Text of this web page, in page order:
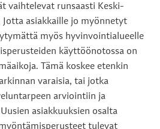
vaihtelevat runsaasti Keski-
Jotta asiakkaille jo myönnetyt
myös hyvinvointialueelle
käyttöönotossa on
Tämä koskee etenkin
varaisia, tai jotka
arviointiin ja
asiakkuuksien osalta
tulevat